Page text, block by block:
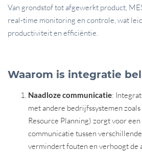
Van grondstof tot afgewerkt product,
real-time monitoring en controle, wat
productiviteit en efficiëntie.
Waarom is integratie
Naadloze communicatie:
met andere bedrijfssystemen
Resource Planning) zorgt voor
communicatie tussen
vermindert fouten en verhoogt de